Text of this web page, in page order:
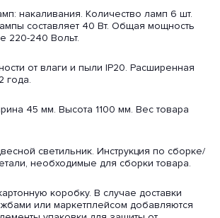
накаливания. Количество ламп 6 шт.
составляет 40 Вт. Общая мощность
220-240 Вольт.
от влаги и пыли IP20. Расширенная
года.
45 мм. Высота 1100 мм. Вес товара
светильник. Инструкция по сборке/
необходимые для сборки товара.
коробку. В случае доставки
или маркетплейсом добавляются